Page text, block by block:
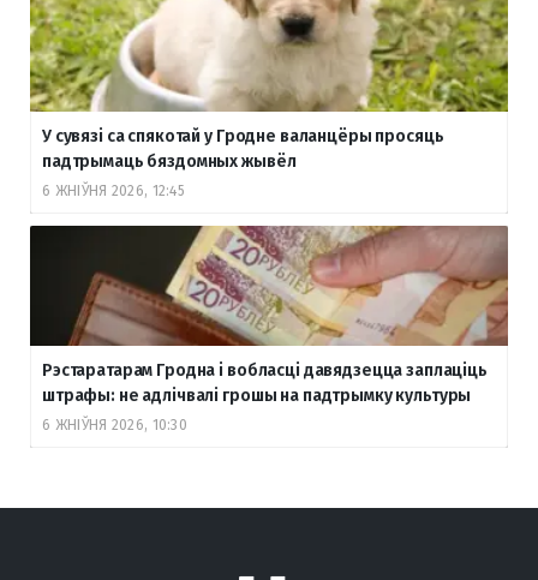
У сувязі са спякотай у Гродне валанцёры просяць
падтрымаць бяздомных жывёл
6 ЖНІЎНЯ 2026, 12:45
Рэстаратарам Гродна і вобласці давядзецца заплаціць
штрафы: не адлічвалі грошы на падтрымку культуры
6 ЖНІЎНЯ 2026, 10:30